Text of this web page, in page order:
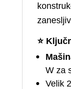
⭐
W za
Velik